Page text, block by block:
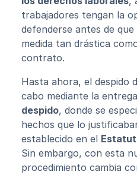
trabajadores tengan la
defenderse antes de
medida tan drástica
contrato.
Hasta ahora, el despido
cabo mediante la
despido, donde se
hechos que lo
establecido en el
Sin embargo, con esta
procedimiento cambia